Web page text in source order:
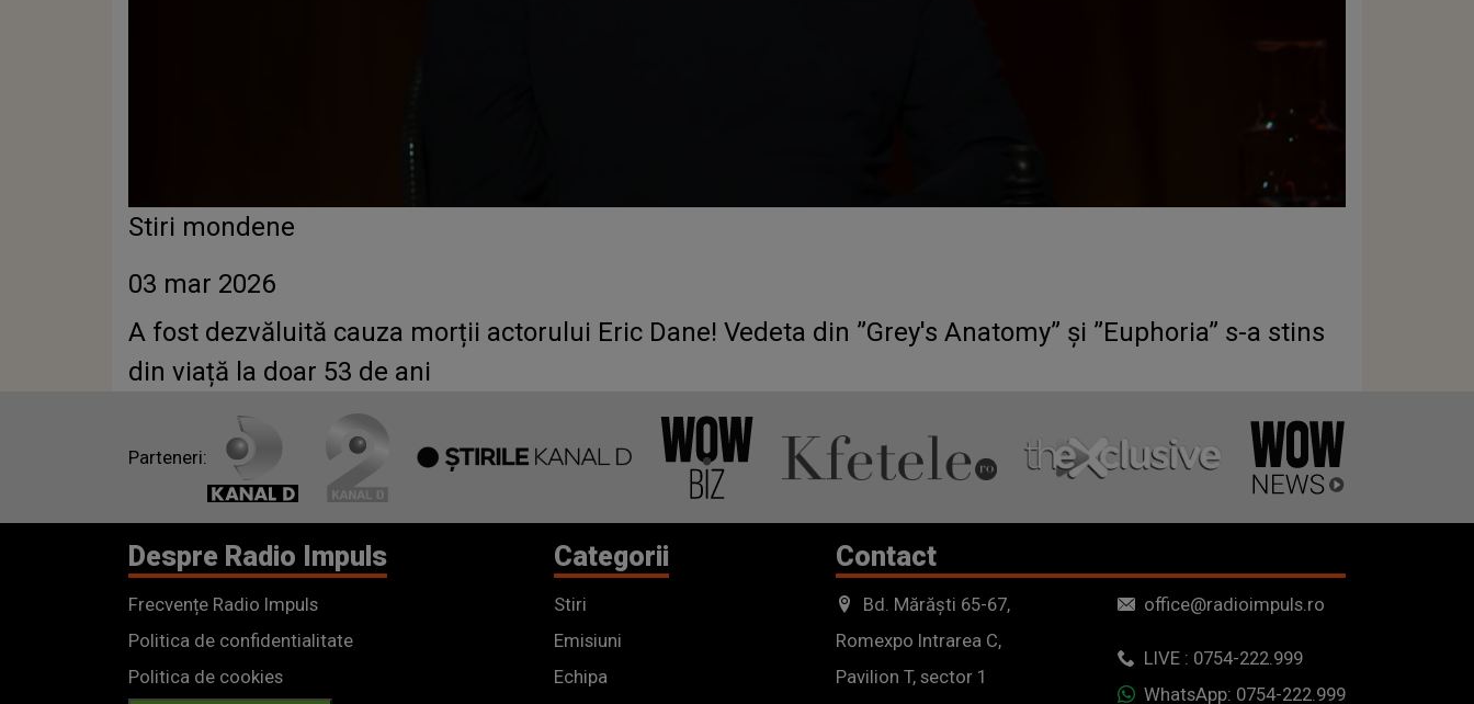
Stiri mondene
03 mar 2026
A fost dezvăluită cauza morții actorului Eric Dane! Vedeta din ”Grey's Anatomy” și ”Euphoria” s-a stins
din viață la doar 53 de ani
Parteneri:
Despre Radio Impuls
Frecvențe Radio Impuls
Politica de confidentialitate
Politica de cookies
Categorii
Stiri
Emisiuni
Echipa
Contact
Bd. Mărăști 65-67,
Romexpo Intrarea C,
Pavilion T, sector 1
office@radioimpuls.ro
LIVE : 0754-222.999
WhatsApp: 0754-222.999